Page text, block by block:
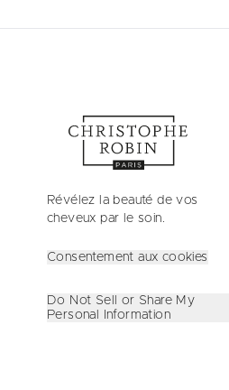
Révélez la beauté de vos
cheveux par le soin.
Consentement aux cookies
Do Not Sell or Share My
Personal Information